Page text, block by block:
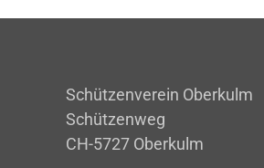
Schützenverein Oberkulm
Schützenweg
CH-5727 Oberkulm